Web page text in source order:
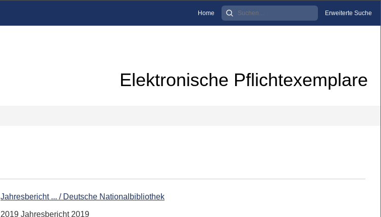
Home Erweiterte Suche
Elektronische Pflichtexemplare
Jahresbericht ... / Deutsche Nationalbibliothek
2019 Jahresbericht 2019